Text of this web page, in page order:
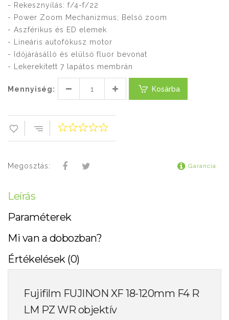
- Rekesznyílás: f/4-f/22
- Power Zoom Mechanizmus; Belső zoom
- Aszférikus és ED elemek
- Lineáris autofókusz motor
- Időjárásálló és elülső fluor bevonat
- Lekerekített 7 lapátos membrán
Mennyiség: Kosárba
Megosztás: Garancia
Leírás
Paraméterek
Mi van a dobozban?
Értékelések (0)
Fujifilm FUJINON XF 18-120mm F4 R
LM PZ WR objektív